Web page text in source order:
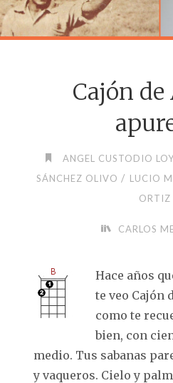
Cajón de
ANGEL CUSTODIO
SÁNCHEZ OLIVO / LUCIO
ORTIZ
CARLOS
Hace años
te veo Cajón
como te
bien, con
medio. Tus sabanas
y vaqueros. Cielo y